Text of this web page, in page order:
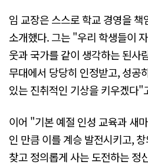
임 교장은 스스로 학교 경영을
소개했다. 그는 "우리 학생들이
웃과 국가를 같이 생각하는 된사
무대에서 당당히 인정받고, 성공
있는 진취적인 기상을 키우겠다"
이어 "기본 예절 인성 교육과 새
인 만큼 이를 계승 발전시키고,
찾고 정의롭게 사는 도전하는 정